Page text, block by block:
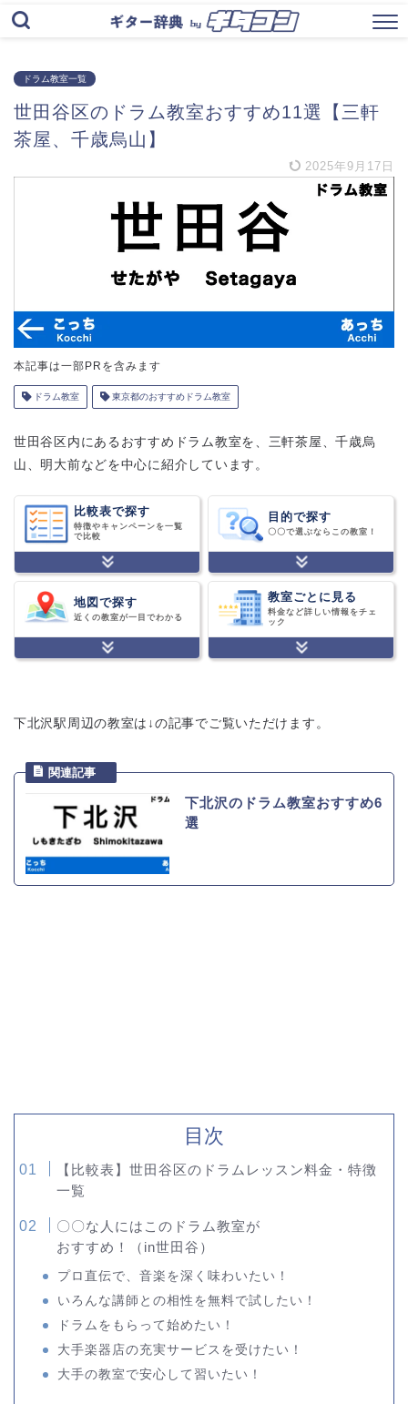
ドラム教室一覧
世田谷区のドラム教室おすすめ11選【三軒
茶屋、千歳烏山】
2025年9月17日
本記事は一部PRを含みます
ドラム教室 東京都のおすすめドラム教室
世田谷区内にあるおすすめドラム教室を、三軒茶屋、千歳烏
山、明大前などを中心に紹介しています。
比較表で探す
特徴やキャンペーンを一覧
で比較
目的で探す
〇〇で選ぶならこの教室！
地図で探す
近くの教室が一目でわかる
教室ごとに見る
料金など詳しい情報をチェ
ック
下北沢駅周辺の教室は↓の記事でご覧いただけます。
下北沢のドラム教室おすすめ6
選
目次
【比較表】世田谷区のドラムレッスン料金・特徴
一覧
〇〇な人にはこのドラム教室が
おすすめ！（in世田谷）
プロ直伝で、音楽を深く味わいたい！
いろんな講師との相性を無料で試したい！
ドラムをもらって始めたい！
大手楽器店の充実サービスを受けたい！
大手の教室で安心して習いたい！